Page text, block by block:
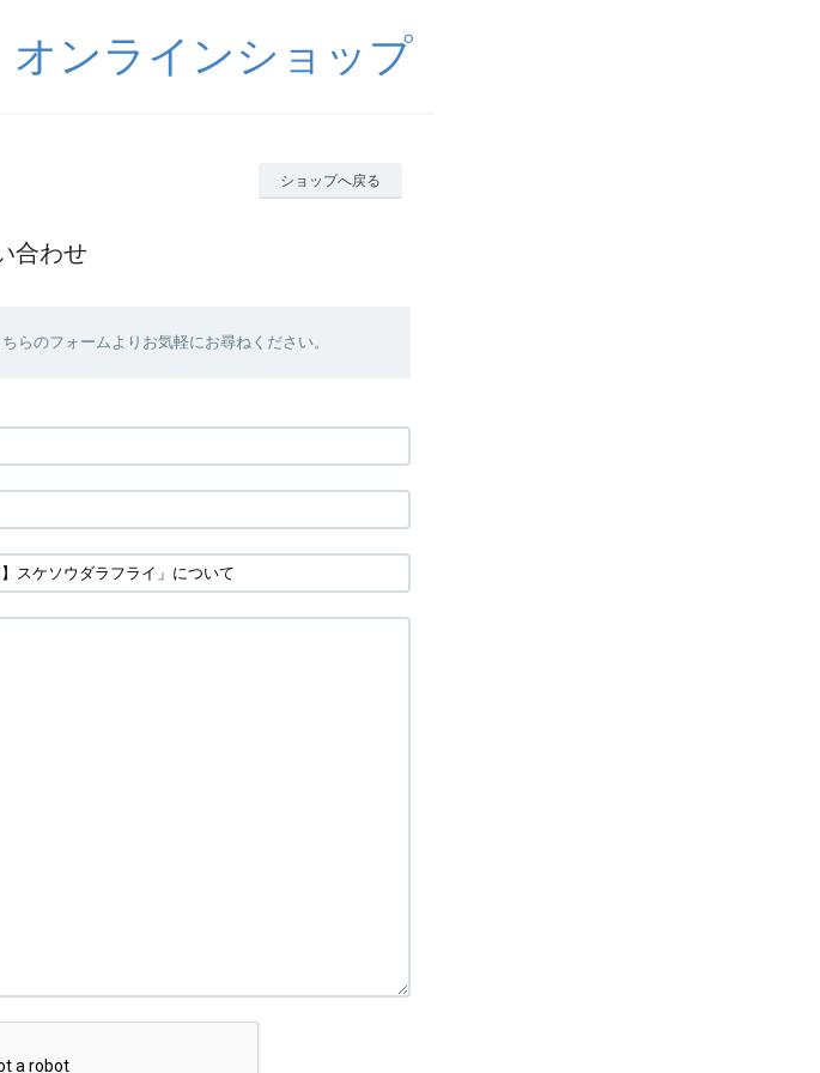
ンラインショップ
ショップへ戻る
合わせ
らのフォームよりお気軽にお尋ねください。